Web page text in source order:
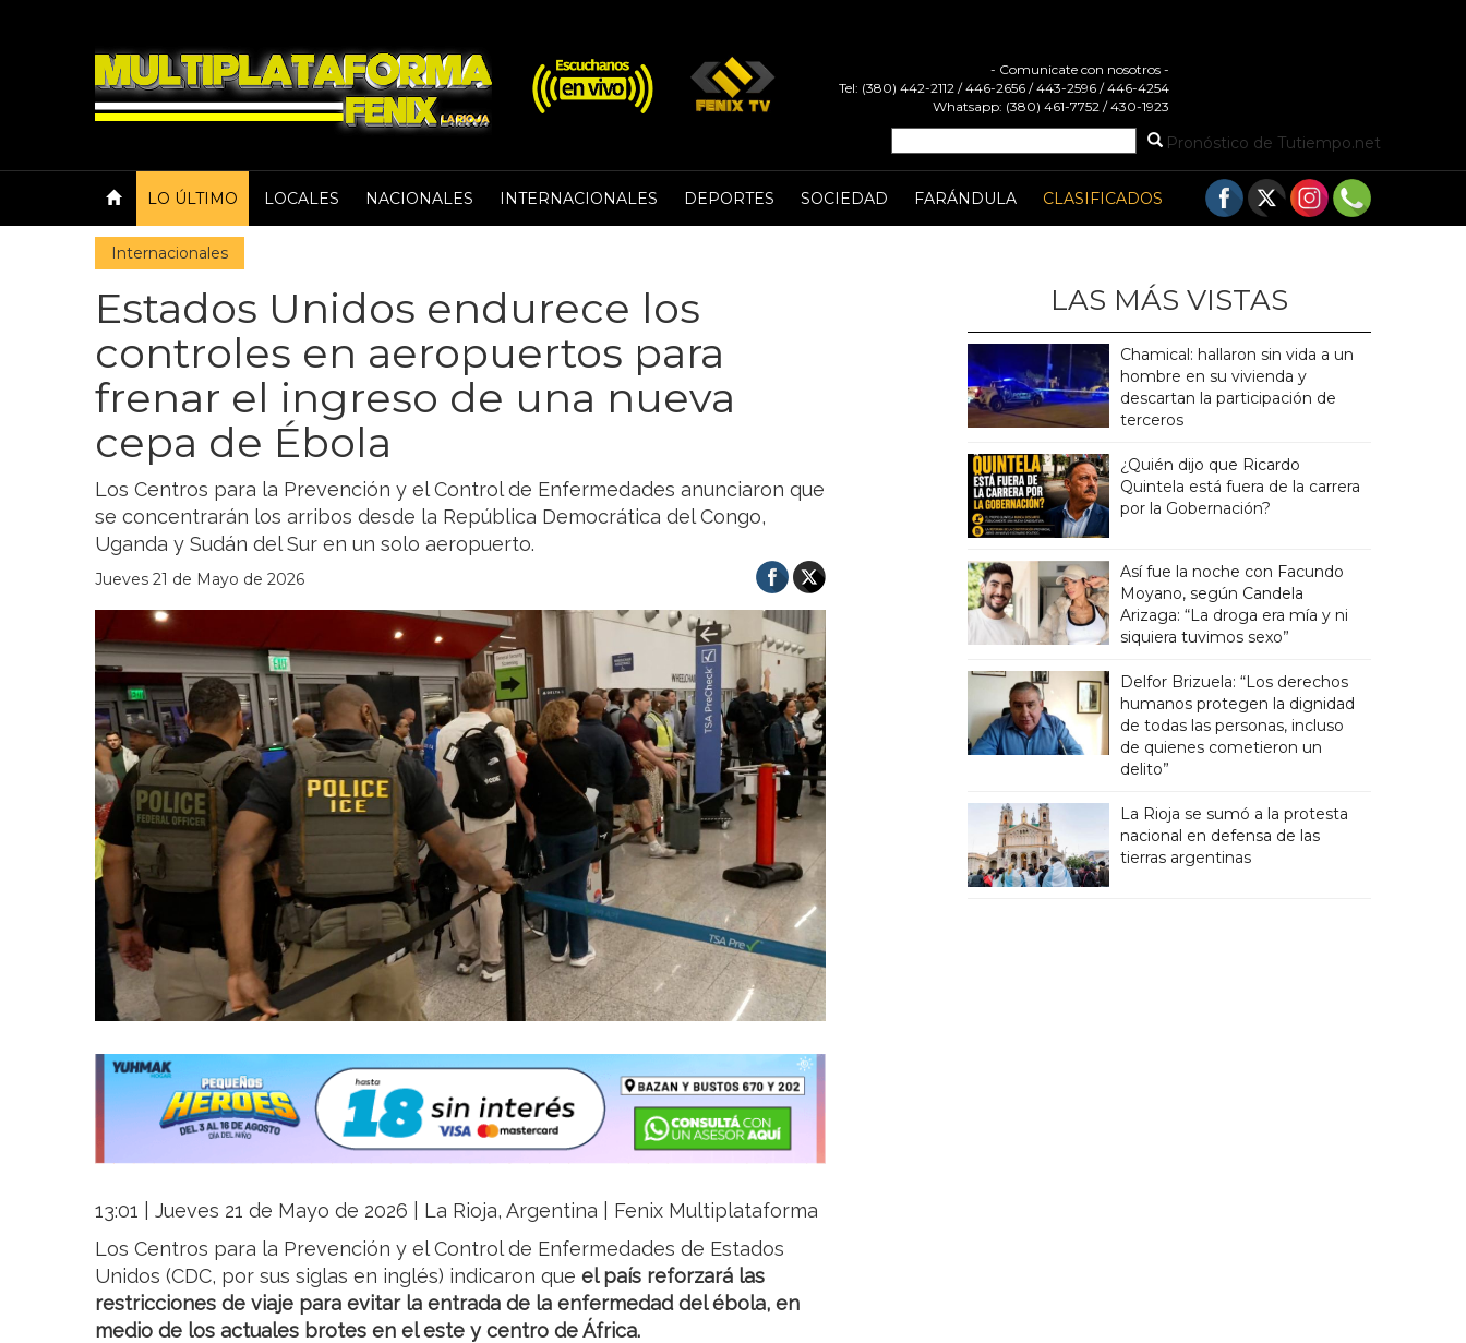
- Comunicate con nosotros -
Tel: (380) 442-2112 / 446-2656 / 443-2596 / 446-4254
Whatsapp: (380) 461-7752 / 430-1923
Pronóstico de Tutiempo.net
LO ÚLTIMO LOCALES NACIONALES INTERNACIONALES DEPORTES SOCIEDAD FARÁNDULA CLASIFICADOS
Internacionales
Estados Unidos endurece los
controles en aeropuertos para
frenar el ingreso de una nueva
cepa de Ébola
Los Centros para la Prevención y el Control de Enfermedades anunciaron que
se concentrarán los arribos desde la República Democrática del Congo,
Uganda y Sudán del Sur en un solo aeropuerto.
Jueves 21 de Mayo de 2026
13:01 | Jueves 21 de Mayo de 2026 | La Rioja, Argentina | Fenix Multiplataforma
Los Centros para la Prevención y el Control de Enfermedades de Estados
Unidos (CDC, por sus siglas en inglés) indicaron que el país reforzará las
restricciones de viaje para evitar la entrada de la enfermedad del ébola, en
medio de los actuales brotes en el este y centro de África.
LAS MÁS VISTAS
Chamical: hallaron sin vida a un
hombre en su vivienda y
descartan la participación de
terceros
¿Quién dijo que Ricardo
Quintela está fuera de la carrera
por la Gobernación?
Así fue la noche con Facundo
Moyano, según Candela
Arizaga: “La droga era mía y ni
siquiera tuvimos sexo”
Delfor Brizuela: “Los derechos
humanos protegen la dignidad
de todas las personas, incluso
de quienes cometieron un
delito”
La Rioja se sumó a la protesta
nacional en defensa de las
tierras argentinas